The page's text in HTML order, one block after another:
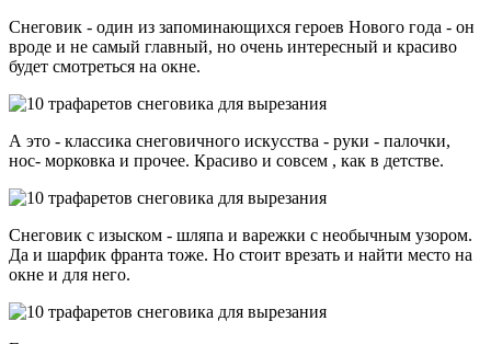
Снеговик - один из запоминающихся героев Нового года - он
вроде и не самый главный, но очень интересный и красиво
будет смотреться на окне.
А это - классика снеговичного искусства - руки - палочки,
нос- морковка и прочее. Красиво и совсем , как в детстве.
Снеговик с изыском - шляпа и варежки с необычным узором.
Да и шарфик франта тоже. Но стоит врезать и найти место на
окне и для него.